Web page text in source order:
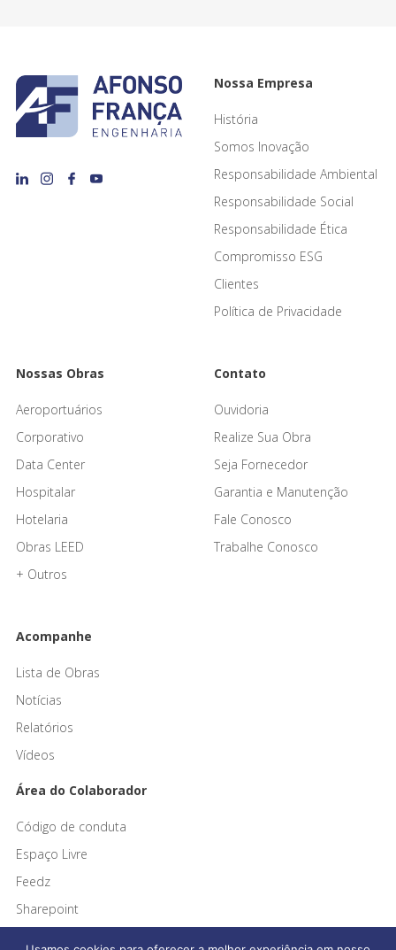
Nossa Empresa
História
Somos Inovação
Responsabilidade Ambiental
Responsabilidade Social
Responsabilidade Ética
Compromisso ESG
Clientes
Política de Privacidade
Nossas Obras
Aeroportuários
Corporativo
Data Center
Hospitalar
Hotelaria
Obras LEED
+ Outros
Contato
Ouvidoria
Realize Sua Obra
Seja Fornecedor
Garantia e Manutenção
Fale Conosco
Trabalhe Conosco
Acompanhe
Lista de Obras
Notícias
Relatórios
Vídeos
Área do Colaborador
Código de conduta
Espaço Livre
Feedz
Sharepoint